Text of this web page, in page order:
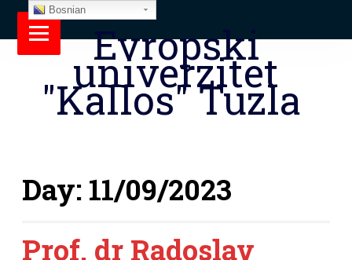
Evropski
univerzitet
"Kallos" Tuzla
Day: 11/09/2023
Prof. dr Radoslav
Bosnian